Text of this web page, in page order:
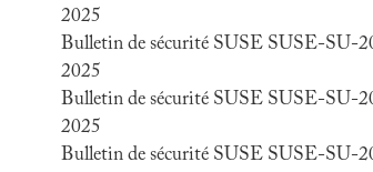
2025
Bulletin de sécurité SUSE SUSE-SU-
2025
Bulletin de sécurité SUSE SUSE-SU-
2025
Bulletin de sécurité SUSE SUSE-SU-